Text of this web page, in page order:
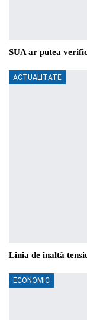
SUA ar putea
ACTUALITATE
Linia de înaltă
ECONOMIC